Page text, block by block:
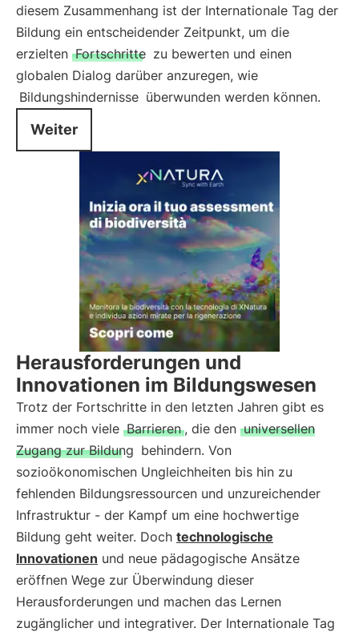
diesem Zusammenhang ist der Internationale Tag der
Bildung ein entscheidender Zeitpunkt, um die
erzielten Fortschritte zu bewerten und einen
globalen Dialog darüber anzuregen, wie
Bildungshindernisse überwunden werden können.
Weiter
Herausforderungen und
Innovationen im Bildungswesen
Trotz der Fortschritte in den letzten Jahren gibt es
immer noch viele Barrieren , die den universellen
Zugang zur Bildung behindern. Von
sozioökonomischen Ungleichheiten bis hin zu
fehlenden Bildungsressourcen und unzureichender
Infrastruktur - der Kampf um eine hochwertige
Bildung geht weiter. Doch technologische
Innovationen und neue pädagogische Ansätze
eröffnen Wege zur Überwindung dieser
Herausforderungen und machen das Lernen
zugänglicher und integrativer. Der Internationale Tag